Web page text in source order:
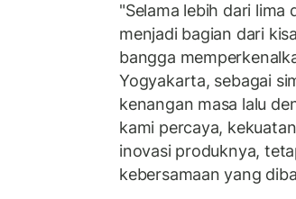
"Selama lebih dari lima
menjadi bagian dari
bangga
Yogyakarta, sebagai
kenangan masa lalu
kami percaya,
inovasi produknya,
kebersamaan yang